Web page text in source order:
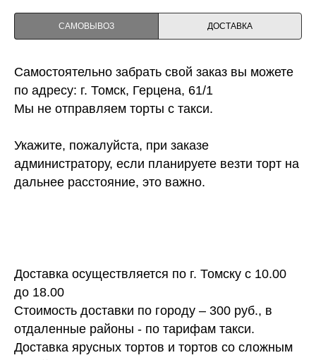
САМОВЫВОЗ ДОСТАВКА
Самостоятельно забрать свой заказ вы можете
по адресу: г. Томск, Герцена, 61/1
Мы не отправляем торты с такси.
Укажите, пожалуйста, при заказе
администратору, если планируете везти торт на
дальнее расстояние, это важно.
Доставка осуществляется по г. Томску с 10.00
до 18.00
Стоимость доставки по городу – 300 руб., в
отдаленные районы - по тарифам такси.
Доставка ярусных тортов и тортов со сложным